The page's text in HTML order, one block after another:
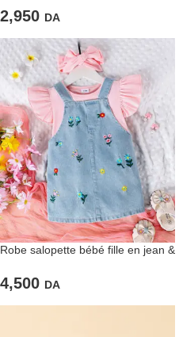
2,950 DA
Robe salopette bébé fille en jean &
4,500 DA